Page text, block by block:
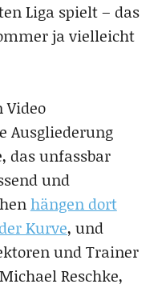
Liga spielt – das
ja vielleicht
Ausgliederung
das unfassbar
und
hängen dort
Kurve, und
und Trainer
Reschke,